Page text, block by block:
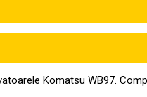
Komatsu WB97.